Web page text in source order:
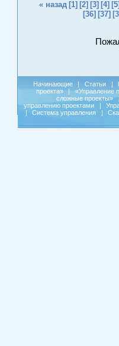
« назад [1] [2] [3] [4] [5]
[36] [37]
Начинающие | Статьи |
проекта»
| «Управление
сложные проекты»
управлению проектами
|
|
Система управления |